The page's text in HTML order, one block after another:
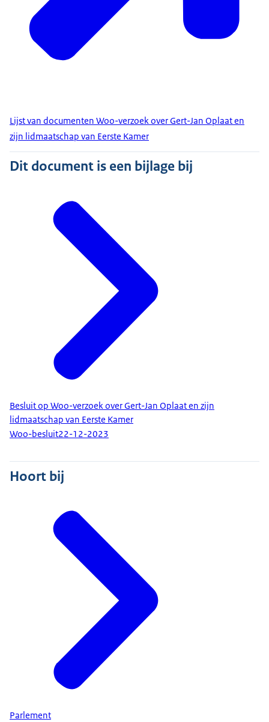
Lijst van documenten Woo-verzoek over Gert-Jan Oplaat en
zijn lidmaatschap van Eerste Kamer
Dit document is een bijlage bij
Besluit op Woo-verzoek over Gert-Jan Oplaat en zijn
lidmaatschap van Eerste Kamer
Woo-besluit22-12-2023
Hoort bij
Parlement